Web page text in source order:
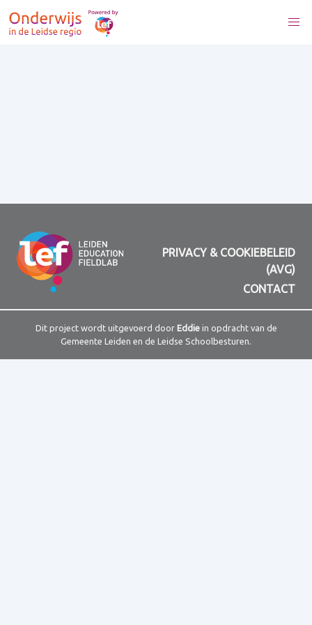
PRIVACY & COOKIEBELEID
(AVG)
CONTACT
Dit project wordt uitgevoerd door Eddiein opdracht van de
Gemeente Leiden en de Leidse Schoolbesturen.